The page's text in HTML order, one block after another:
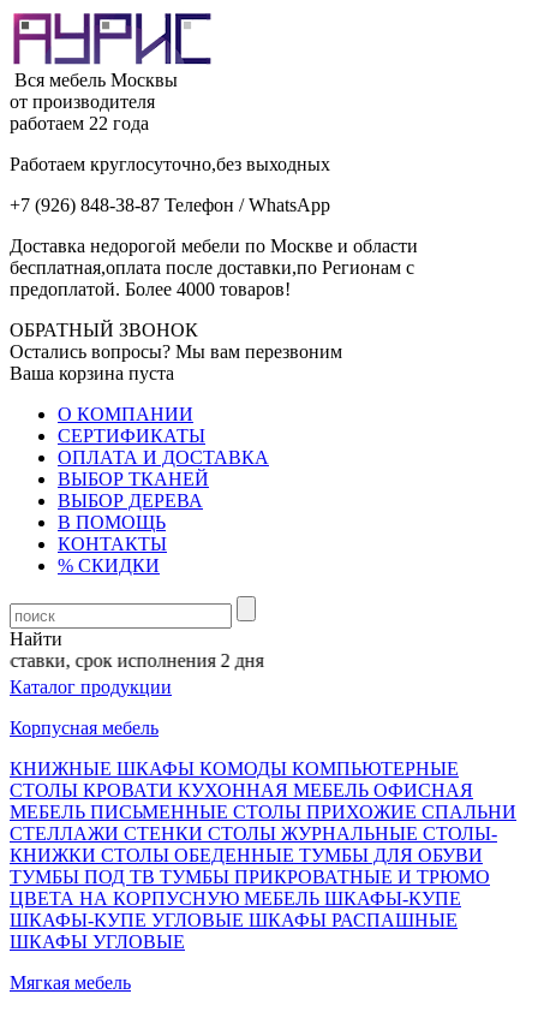
Вся мебель Москвы
от производителя
работаем 22 года
Работаем круглосуточно,без выходных
+7 (926) 848-38-87 Телефон / WhatsApp
Доставка недорогой мебели по Москве и области
бесплатная,оплата после доставки,по Регионам с
предоплатой. Более 4000 товаров!
ОБРАТНЫЙ ЗВОНОК
Остались вопросы? Мы вам перезвоним
Ваша корзина пуста
О КОМПАНИИ
СЕРТИФИКАТЫ
ОПЛАТА И ДОСТАВКА
ВЫБОР ТКАНЕЙ
ВЫБОР ДЕРЕВА
В ПОМОЩЬ
КОНТАКТЫ
% СКИДКИ
Найти
срок исполнения 2 дня
Каталог продукции
Корпусная мебель
КНИЖНЫЕ ШКАФЫ КОМОДЫ КОМПЬЮТЕРНЫЕ
СТОЛЫ КРОВАТИ КУХОННАЯ МЕБЕЛЬ ОФИСНАЯ
МЕБЕЛЬ ПИСЬМЕННЫЕ СТОЛЫ ПРИХОЖИЕ СПАЛЬНИ
СТЕЛЛАЖИ СТЕНКИ СТОЛЫ ЖУРНАЛЬНЫЕ СТОЛЫ-
КНИЖКИ СТОЛЫ ОБЕДЕННЫЕ ТУМБЫ ДЛЯ ОБУВИ
ТУМБЫ ПОД ТВ ТУМБЫ ПРИКРОВАТНЫЕ И ТРЮМО
ЦВЕТА НА КОРПУСНУЮ МЕБЕЛЬ ШКАФЫ-КУПЕ
ШКАФЫ-КУПЕ УГЛОВЫЕ ШКАФЫ РАСПАШНЫЕ
ШКАФЫ УГЛОВЫЕ
Мягкая мебель